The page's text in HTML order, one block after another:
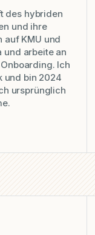
des hybriden
und ihre
auf KMU und
und arbeite an
Ich
und bin 2024
ursprünglich